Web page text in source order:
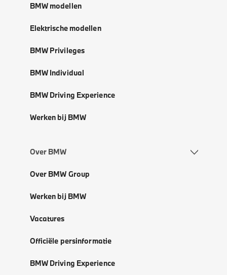
BMW modellen
Elektrische modellen
BMW Privileges
BMW Individual
BMW Driving Experience
Werken bij BMW
Over BMW
Over BMW Group
Werken bij BMW
Vacatures
Officiële persinformatie
BMW Driving Experience